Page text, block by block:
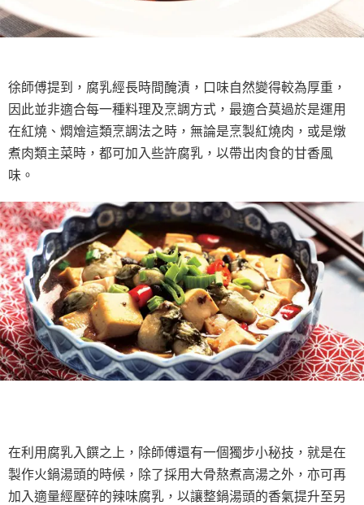
徐師傅提到，腐乳經長時間醃漬，口味自然變得較為厚重，
因此並非適合每一種料理及烹調方式，最適合莫過於是運用
在紅燒、燜燴這類烹調法之時，無論是烹製紅燒肉，或是燉
煮肉類主菜時，都可加入些許腐乳，以帶出肉食的甘香風
味。
在利用腐乳入饌之上，除師傅還有一個獨步小秘技，就是在
製作火鍋湯頭的時候，除了採用大骨熬煮高湯之外，亦可再
加入適量經壓碎的辣味腐乳，以讓整鍋湯頭的香氣提升至另